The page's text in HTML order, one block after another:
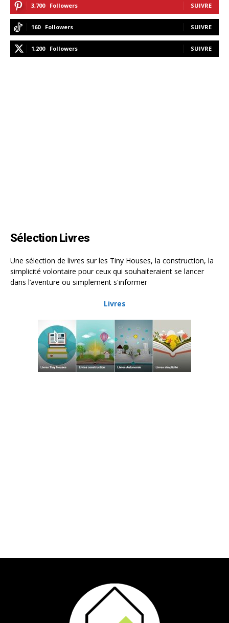
3,700 Followers SUIVRE
160 Followers SUIVRE
1,200 Followers SUIVRE
Sélection Livres
Une sélection de livres sur les Tiny Houses, la construction, la
simplicité volontaire pour ceux qui souhaiteraient se lancer
dans l’aventure ou simplement s'informer
Livres